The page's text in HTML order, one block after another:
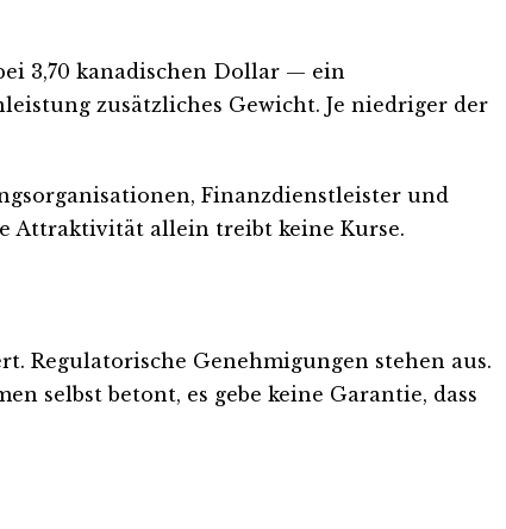
3,70 kanadischen Dollar — ein
zusätzliches Gewicht. Je niedriger der
Finanzdienstleister und
Attraktivität allein treibt keine Kurse.
Regulatorische Genehmigungen stehen aus.
selbst betont, es gebe keine Garantie, dass